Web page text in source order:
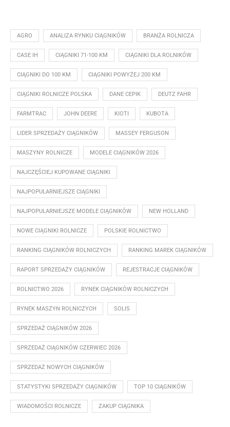
AGRO ANALIZA RYNKU CIĄGNIKÓW BRANŻA ROLNICZA
CASE IH CIĄGNIKI 71-100 KM CIĄGNIKI DLA ROLNIKÓW
CIĄGNIKI DO 100 KM CIĄGNIKI POWYŻEJ 200 KM
CIĄGNIKI ROLNICZE POLSKA DANE CEPIK DEUTZ FAHR
FARMTRAC JOHN DEERE KIOTI KUBOTA
LIDER SPRZEDAŻY CIĄGNIKÓW MASSEY FERGUSON
MASZYNY ROLNICZE MODELE CIĄGNIKÓW 2026
NAJCZĘŚCIEJ KUPOWANE CIĄGNIKI
NAJPOPULARNIEJSZE CIĄGNIKI
NAJPOPULARNIEJSZE MODELE CIĄGNIKÓW NEW HOLLAND
NOWE CIĄGNIKI ROLNICZE POLSKIE ROLNICTWO
RANKING CIĄGNIKÓW ROLNICZYCH RANKING MAREK CIĄGNIKÓW
RAPORT SPRZEDAŻY CIĄGNIKÓW REJESTRACJE CIĄGNIKÓW
ROLNICTWO 2026 RYNEK CIĄGNIKÓW ROLNICZYCH
RYNEK MASZYN ROLNICZYCH SOLIS
SPRZEDAŻ CIĄGNIKÓW 2026
SPRZEDAŻ CIĄGNIKÓW CZERWIEC 2026
SPRZEDAŻ NOWYCH CIĄGNIKÓW
STATYSTYKI SPRZEDAŻY CIĄGNIKÓW TOP 10 CIĄGNIKÓW
WIADOMOŚCI ROLNICZE ZAKUP CIĄGNIKA